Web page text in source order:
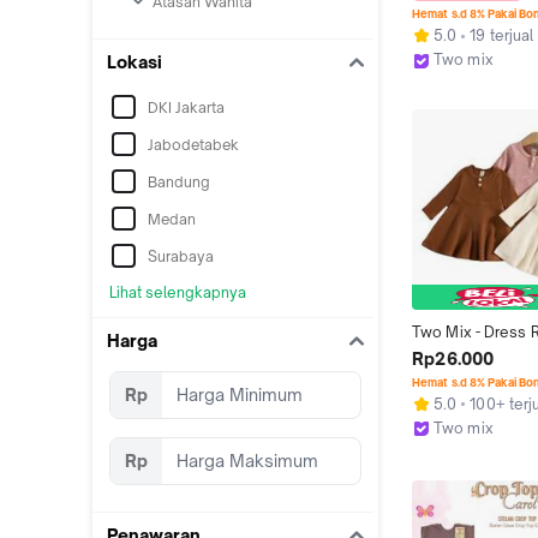
Lokasi
DKI Jakarta
Jabodetabek
Bandung
Medan
Surabaya
Lihat selengkapnya
Harga
Rp
Rp
Anak Cewek
Atasan Anak
Tahun 4333 4122B
Hemat s.d 8% Pakai
5.0
19 terjual
Two mix
Two Mix - Dress
Anak Perempuan
Santai Anak
Rp26.000
Hemat s.d 8% Pakai
5.0
100+
Two mix